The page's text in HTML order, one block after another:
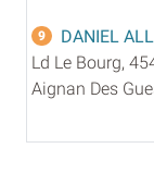
9
DANIEL
Ld Le Bourg,
Aignan Des